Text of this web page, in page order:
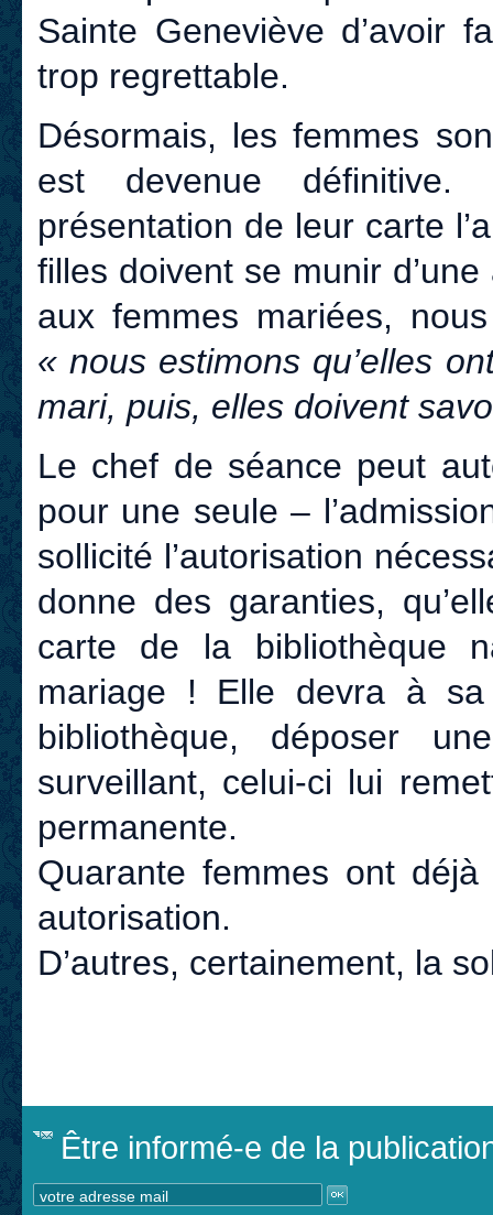
Sainte Geneviève d’avoir
trop regrettable.
Désormais, les femmes
est devenue définitive.
présentation de leur carte
filles doivent se munir
aux femmes mariées,
« nous estimons qu’elles
mari, puis, elles doivent
Le chef de séance peut
pour une seule –
sollicité l’autorisation
donne des garanties,
carte de la bibliothèque
mariage ! Elle devra à
bibliothèque, déposer
surveillant, celui-ci lui
permanente.
Quarante femmes ont
autorisation.
D’autres, certainement, la
Être informé-e de la